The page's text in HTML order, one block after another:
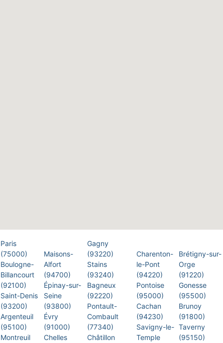
Paris
(75000)
Boulogne-
Billancourt
(92100)
Saint-Denis
(93200)
Argenteuil
(95100)
Montreuil
Maisons-
Alfort
(94700)
Épinay-sur-
Seine
(93800)
Évry
(91000)
Chelles
Gagny
(93220)
Stains
(93240)
Bagneux
(92220)
Pontault-
Combault
(77340)
Châtillon
Charenton-
le-Pont
(94220)
Pontoise
(95000)
Cachan
(94230)
Savigny-le-
Temple
Brétigny-sur-
Orge
(91220)
Gonesse
(95500)
Brunoy
(91800)
Taverny
(95150)